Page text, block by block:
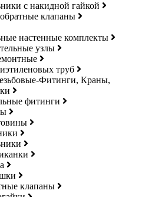
с накидной гайкой
клапаны
настенные комплекты
узлы
труб
Фитинги, Краны,
фитинги
клапаны